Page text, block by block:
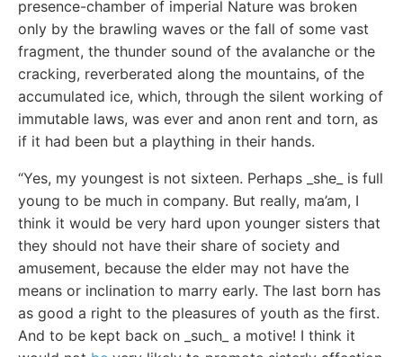
presence-chamber of imperial Nature was broken
only by the brawling waves or the fall of some vast
fragment, the thunder sound of the avalanche or the
cracking, reverberated along the mountains, of the
accumulated ice, which, through the silent working of
immutable laws, was ever and anon rent and torn, as
if it had been but a plaything in their hands.
“Yes, my youngest is not sixteen. Perhaps _she_ is full
young to be much in company. But really, ma’am, I
think it would be very hard upon younger sisters that
they should not have their share of society and
amusement, because the elder may not have the
means or inclination to marry early. The last born has
as good a right to the pleasures of youth as the first.
And to be kept back on _such_ a motive! I think it